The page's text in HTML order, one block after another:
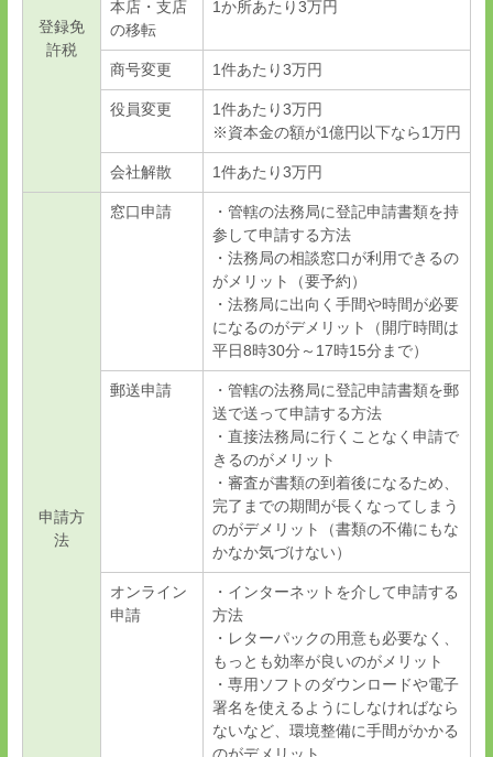
登録免
許税
本店・支店
の移転
1か所あたり3万円
商号変更 1件あたり3万円
役員変更 1件あたり3万円
※資本金の額が1億円以下なら1万円
会社解散 1件あたり3万円
申請方
法
窓口申請
・管轄の法務局に登記申請書類を持
参して申請する方法
・法務局の相談窓口が利用できるの
がメリット（要予約）
・法務局に出向く手間や時間が必要
になるのがデメリット（開庁時間は
平日8時30分～ 17時15分まで）
郵送申請
・管轄の法務局に登記申請書類を郵
送で送って申請する方法
・直接法務局に行くことなく申請で
きるのがメリット
・審査が書類の到着後になるため、
完了までの期間が長くなってしまう
のがデメリット（書類の不備にもな
かなか気づけない）
オンライン
申請
・インターネットを介して申請する
方法
・レターパックの用意も必要なく、
もっとも効率が良いのがメリット
・専用ソフトのダウンロードや電子
署名を使えるようにしなければなら
ないなど、環境整備に手間がかかる